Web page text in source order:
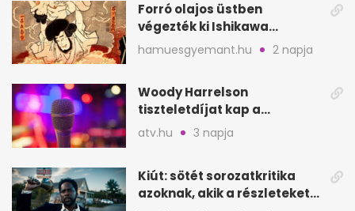
Forró olajos üstben
végezték ki Ishikawa
Goemont, Japán Robin
Hoodját
hamuesgyemant.hu 2 napja
Woody Harrelson
tiszteletdíjat kap a
Szarajevói Filmfesztiválon
atv.hu 3 napja
Kiút: sötét sorozatkritika
azoknak, akik a részleteket